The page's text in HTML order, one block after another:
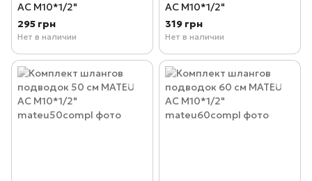
AC М10*1/2"
295 грн
Нет в наличии
AC М10*1/2"
319 грн
Нет в наличии